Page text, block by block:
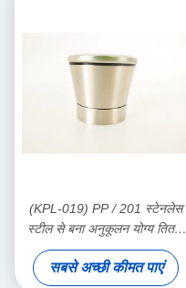
(KPL-019) PP / 201 स्टेनलेस
स्टील से बना अनुकूलन योग्य तितली
टोपी
सबसे अच्छी कीमत पाएं